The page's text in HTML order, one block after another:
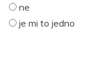
ne
je mi to jedno